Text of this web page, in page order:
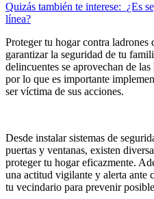
Quizás también te interese: ¿Es
línea?
Proteger tu hogar contra ladrones
garantizar la seguridad de tu
delincuentes se aprovechan de
por lo que es importante
ser víctima de sus acciones.
Desde instalar sistemas de
puertas y ventanas, existen
proteger tu hogar eficazmente.
una actitud vigilante y alerta ante
tu vecindario para prevenir